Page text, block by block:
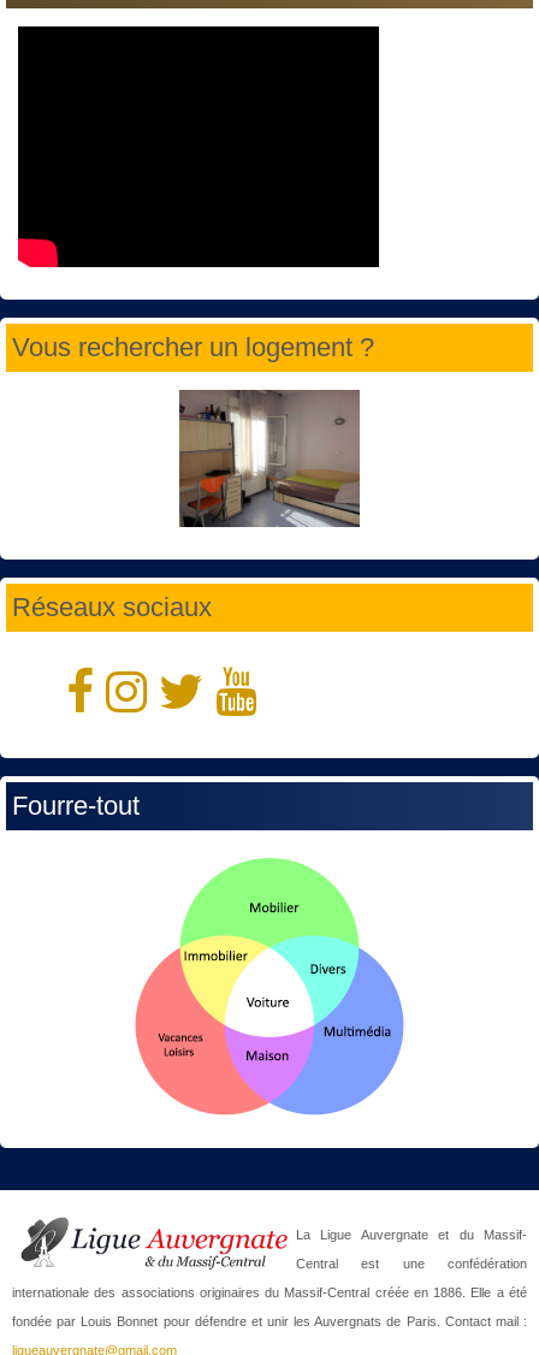
Vous rechercher un logement ?
Réseaux sociaux
Fourre-tout
La Ligue Auvergnate et du Massif-
Central est une confédération
internationale des associations originaires du Massif-Central créée en 1886. Elle a été
fondée par Louis Bonnet pour défendre et unir les Auvergnats de Paris. Contact mail :
ligueauvergnate@gmail.com